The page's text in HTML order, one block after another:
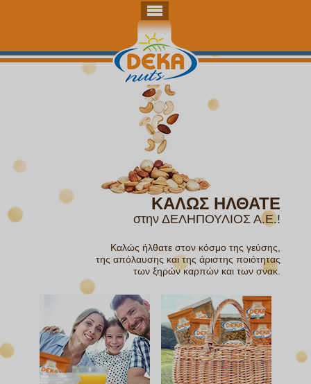
ΚΑΛΩΣ ΗΛΘΑΤΕ
στην ΔΕΛΗΠΟΥΛΙΟΣ Α.Ε.!
Καλώς ήλθατε στον κόσμο της γεύσης,
της απόλαυσης και της άριστης ποιότητας
των ξηρών καρπών και των σνακ.